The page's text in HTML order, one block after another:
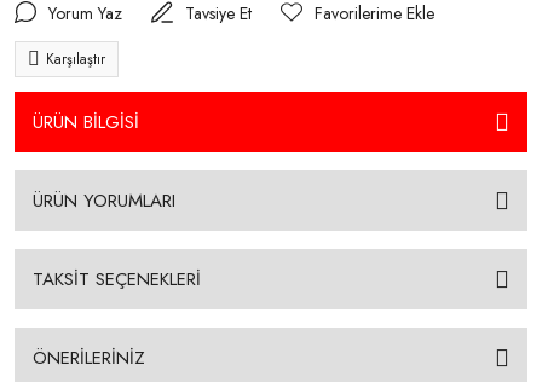
Yorum Yaz Tavsiye Et
Karşılaştır
ÜRÜN BİLGİSİ
ÜRÜN YORUMLARI
TAKSİT SEÇENEKLERİ
ÖNERİLERİNİZ